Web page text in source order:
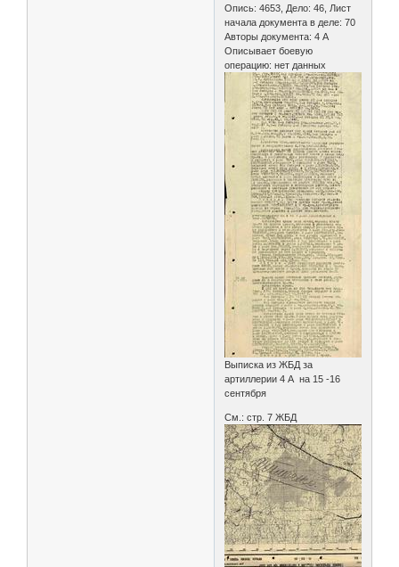
Опись: 4653, Дело: 46, Лист
начала документа в деле: 70
Авторы документа: 4 А
Описывает боевую
операцию: нет данных
Выписка из ЖБД за
артиллерии 4 А на 15 -16
сентября
См.: стр. 7 ЖБД